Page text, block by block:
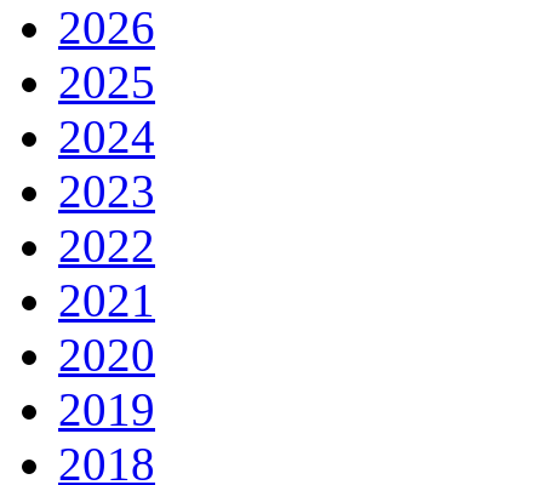
2026
2025
2024
2023
2022
2021
2020
2019
2018